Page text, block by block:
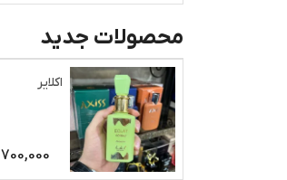
محصولات جدید
اکلایر
700,000